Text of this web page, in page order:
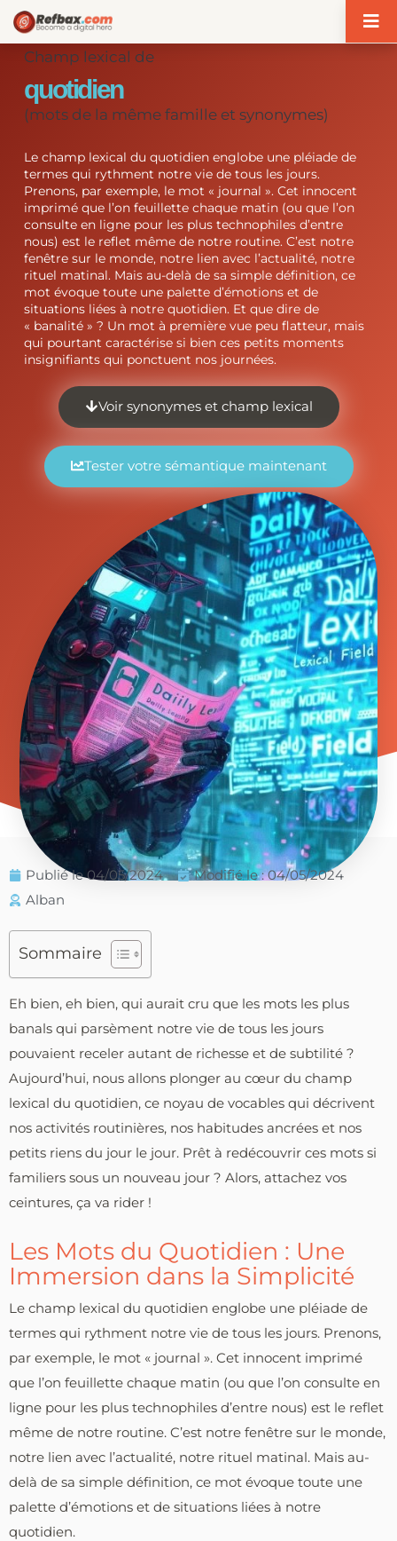
Champ lexical de
quotidien
(mots de la même famille et synonymes)
Le champ lexical du quotidien englobe une pléiade de
termes qui rythment notre vie de tous les jours.
Prenons, par exemple, le mot « journal ». Cet innocent
imprimé que l’on feuillette chaque matin (ou que l’on
consulte en ligne pour les plus technophiles d’entre
nous) est le reflet même de notre routine. C’est notre
fenêtre sur le monde, notre lien avec l’actualité, notre
rituel matinal. Mais au-delà de sa simple définition, ce
mot évoque toute une palette d’émotions et de
situations liées à notre quotidien. Et que dire de
« banalité » ? Un mot à première vue peu flatteur, mais
qui pourtant caractérise si bien ces petits moments
insignifiants qui ponctuent nos journées.
Voir synonymes et champ lexical
Tester votre sémantique maintenant
Publié le 04/05/2024
Modifié le : 04/05/2024
Alban
Sommaire
Eh bien, eh bien, qui aurait cru que les mots les plus
banals qui parsèment notre vie de tous les jours
pouvaient receler autant de richesse et de subtilité ?
Aujourd’hui, nous allons plonger au cœur du champ
lexical du quotidien, ce noyau de vocables qui décrivent
nos activités routinières, nos habitudes ancrées et nos
petits riens du jour le jour. Prêt à redécouvrir ces mots si
familiers sous un nouveau jour ? Alors, attachez vos
ceintures, ça va rider !
Les Mots du Quotidien : Une
Immersion dans la Simplicité
Le champ lexical du quotidien englobe une pléiade de
termes qui rythment notre vie de tous les jours. Prenons,
par exemple, le mot « journal ». Cet innocent imprimé
que l’on feuillette chaque matin (ou que l’on consulte en
ligne pour les plus technophiles d’entre nous) est le reflet
même de notre routine. C’est notre fenêtre sur le monde,
notre lien avec l’actualité, notre rituel matinal. Mais au-
delà de sa simple définition, ce mot évoque toute une
palette d’émotions et de situations liées à notre
quotidien.
Panneau de gestion des cookies